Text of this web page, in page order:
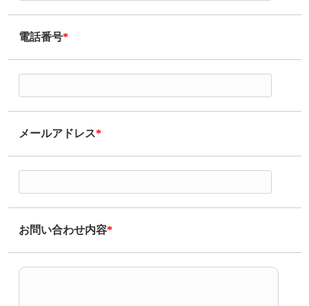
電話番号*
メールアドレス*
お問い合わせ内容*